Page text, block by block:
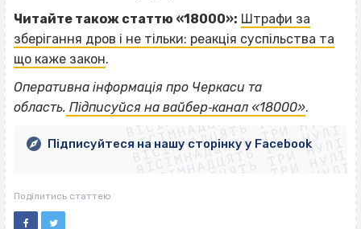
Читайте також статтю «18000»: Штрафи за
зберігання дров і не тільки: реакція суспільства та
що каже закон.
Оперативна інформація про Черкаси та
область. Підписуйся на вайбер‐канал «18000».
ВІСІМНАДЦЯТЬ ТРИ НУЛІ
ВІСІМНАДЦЯТЬ ТРИ НУЛІ
ВІСІМНАДЦЯТЬ ТРИ НУЛІ
ВІСІМНАДЦЯТЬ ТРИ НУЛІ
ВІСІМНАДЦЯТЬ ТРИ НУЛІ
ВІСІМНАДЦЯТЬ ТРИ НУЛІ
ВІСІМНАДЦЯТЬ ТРИ НУЛІ
ВІСІМНАДЦЯТЬ ТРИ НУЛІ
Підписуйтеся на нашу сторінку у Facebook
Поділитись статтею